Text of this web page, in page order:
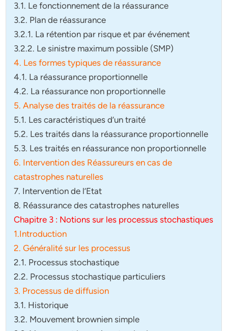
3.1. Le fonctionnement de la réassurance
3.2. Plan de réassurance
3.2.1. La rétention par risque et par événement
3.2.2. Le sinistre maximum possible (SMP)
4. Les formes typiques de réassurance
4.1. La réassurance proportionnelle
4.2. La réassurance non proportionnelle
5. Analyse des traités de la réassurance
5.1. Les caractéristiques d’un traité
5.2. Les traités dans la réassurance proportionnelle
5.3. Les traités en réassurance non proportionnelle
6. Intervention des Réassureurs en cas de
catastrophes naturelles
7. Intervention de l’Etat
8. Réassurance des catastrophes naturelles
Chapitre 3 : Notions sur les processus stochastiques
1.Introduction
2. Généralité sur les processus
2.1. Processus stochastique
2.2. Processus stochastique particuliers
3. Processus de diffusion
3.1. Historique
3.2. Mouvement brownien simple